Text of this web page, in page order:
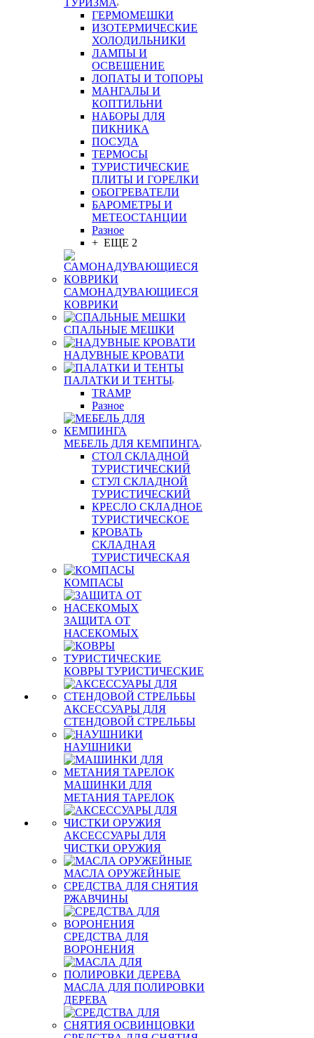
ТУРИЗМА
ГЕРМОМЕШКИ
ИЗОТЕРМИЧЕСКИЕ
ХОЛОДИЛЬНИКИ
ЛАМПЫ И
ОСВЕЩЕНИЕ
ЛОПАТЫ И ТОПОРЫ
МАНГАЛЫ И
КОПТИЛЬНИ
НАБОРЫ ДЛЯ
ПИКНИКА
ПОСУДА
ТЕРМОСЫ
ТУРИСТИЧЕСКИЕ
ПЛИТЫ И ГОРЕЛКИ
ОБОГРЕВАТЕЛИ
БАРОМЕТРЫ И
МЕТЕОСТАНЦИИ
Разное
+ ЕЩЕ 2
САМОНАДУВАЮЩИЕСЯ
КОВРИКИ
СПАЛЬНЫЕ МЕШКИ
НАДУВНЫЕ КРОВАТИ
ПАЛАТКИ И ТЕНТЫ
TRAMP
Разное
МЕБЕЛЬ ДЛЯ КЕМПИНГА
СТОЛ СКЛАДНОЙ
ТУРИСТИЧЕСКИЙ
СТУЛ СКЛАДНОЙ
ТУРИСТИЧЕСКИЙ
КРЕСЛО СКЛАДНОЕ
ТУРИСТИЧЕСКОЕ
КРОВАТЬ
СКЛАДНАЯ
ТУРИСТИЧЕСКАЯ
КОМПАСЫ
ЗАЩИТА ОТ
НАСЕКОМЫХ
КОВРЫ ТУРИСТИЧЕСКИЕ
АКСЕССУАРЫ ДЛЯ
СТЕНДОВОЙ СТРЕЛЬБЫ
НАУШНИКИ
МАШИНКИ ДЛЯ
МЕТАНИЯ ТАРЕЛОК
АКСЕССУАРЫ ДЛЯ
ЧИСТКИ ОРУЖИЯ
МАСЛА ОРУЖЕЙНЫЕ
СРЕДСТВА ДЛЯ СНЯТИЯ
РЖАВЧИНЫ
СРЕДСТВА ДЛЯ
ВОРОНЕНИЯ
МАСЛА ДЛЯ ПОЛИРОВКИ
ДЕРЕВА